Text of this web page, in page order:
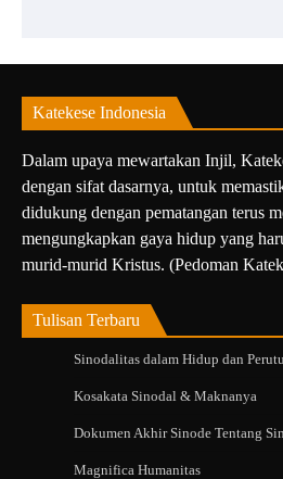
Katekese Indonesia
Dalam upaya mewartakan Injil,
dengan sifat dasarnya, untuk
didukung dengan pematangan terus
mengungkapkan gaya hidup yang
murid-murid Kristus. (Pedoman
Tulisan Terbaru
Sinodalitas dalam Hidup dan
Kosakata Sinodal & Maknanya
Dokumen Akhir Sinode Tentang
Magnifica Humanitas